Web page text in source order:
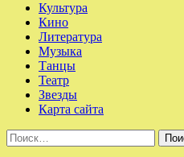
Культура
Кино
Литература
Музыка
Танцы
Театр
Звезды
Карта сайта
Найти: